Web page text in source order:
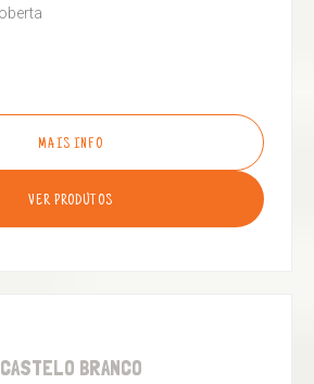
MAIS INFO
VER PRODUTOS
CASTELO BRANCO